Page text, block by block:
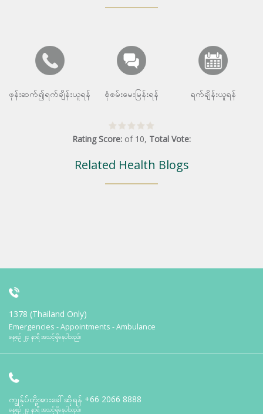
ဖုန်းဆက်၍ရက်ချိန်းယူရန် စုံစမ်းမေးမြန်းရန် ရက်ချိန်းယူရန်
Rating Score: of 10, Total Vote:
Related Health Blogs
1378 (Thailand Only)
Emergencies - Appointments - Ambulance
နေ့စဉ် ၂၄ နာရီ အသင့်ရှိနေပါသည်။
ကျွန်ုပ်တို့အားခေါ်ဆိုရန် +66 2066 8888
နေ့စဉ် ၂၄ နာရီ အသင့်ရှိနေပါသည်။